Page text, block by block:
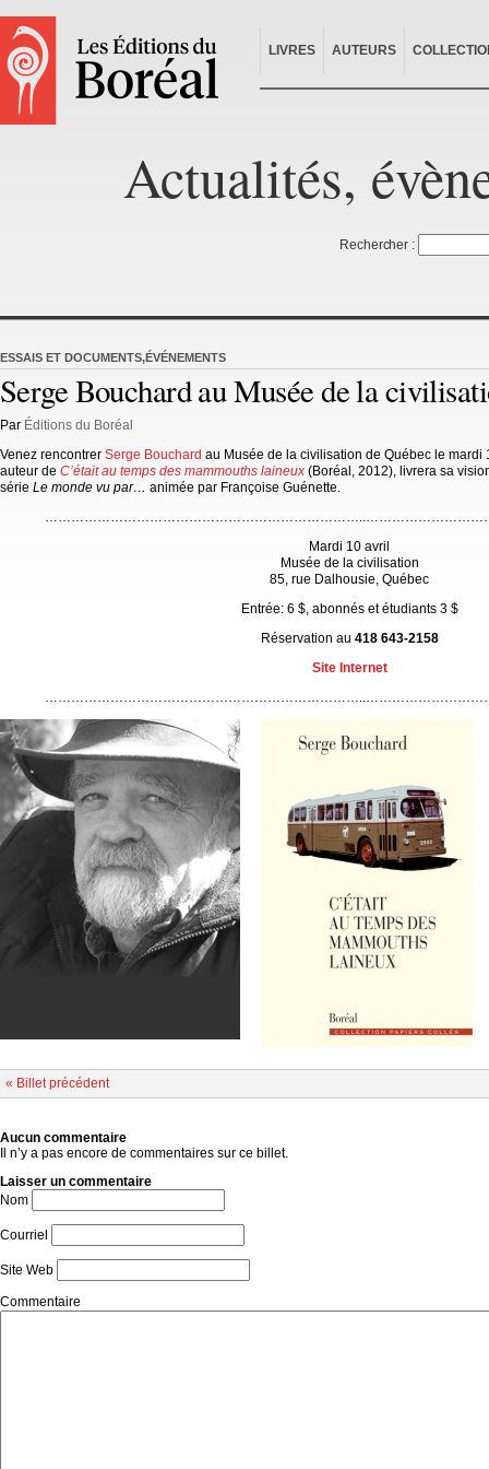
LIVRES AUTEURS
Actualités,
Rechercher :
ESSAIS ET DOCUMENTS,ÉVÉNEMENTS
Serge Bouchard au Musée de la
Par Éditions du Boréal
Venez rencontrer Serge Bouchard au Musée de la civilisation de Québec le mardi
auteur de C’était au temps des mammouths laineux (Boréal, 2012), livrera sa
série Le monde vu par… animée par Françoise Guénette.
Mardi 10 avril
Musée de la civilisation
85, rue Dalhousie, Québec
Entrée: 6 $, abonnés et étudiants 3 $
Réservation au 418 643-2158
Site Internet
« Billet précédent
Aucun commentaire
Il n’y a pas encore de commentaires sur ce billet.
Laisser un commentaire
Nom
Courriel
Site Web
Commentaire